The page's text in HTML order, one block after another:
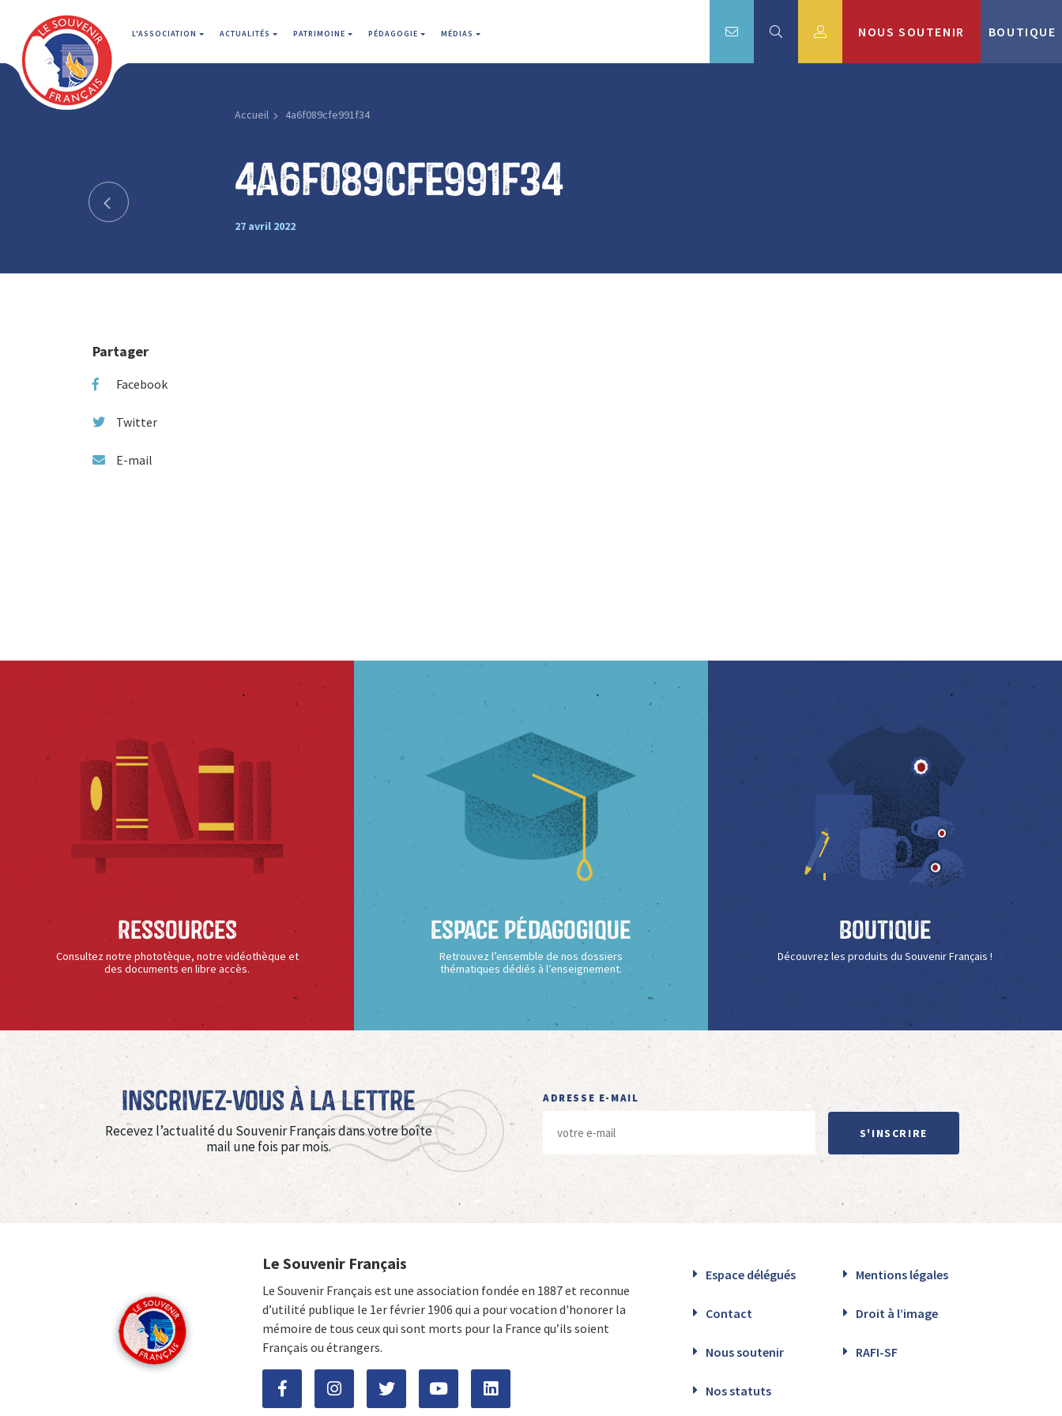
L'ASSOCIATION ACTUALITÉS PATRIMOINE PÉDAGOGIE MÉDIAS NOUS SOUTENIR BOUTIQUE
Accueil 4a6f089cfe991f34
4a6f089cfe991f34
27 avril 2022
Partager
Facebook
Twitter
E-mail
Ressources
Consultez notre phototèque, notre vidéothèque et
des documents en libre accès.
Espace Pédagogique
Retrouvez l’ensemble de nos dossiers
thématiques dédiés à l’enseignement.
Boutique
Découvrez les produits du Souvenir Français !
Inscrivez-vous à La Lettre
Recevez l’actualité du Souvenir Français dans votre boîte
mail une fois par mois.
ADRESSE E-MAIL
S'INSCRIRE
Le Souvenir Français
Le Souvenir Français est une association fondée en 1887 et reconnue
d’utilité publique le 1er février 1906 qui a pour vocation d'honorer la
mémoire de tous ceux qui sont morts pour la France qu’ils soient
Français ou étrangers.
Espace délégués Mentions légales
Contact Droit à l’image
Nous soutenir RAFI-SF
Nos statuts